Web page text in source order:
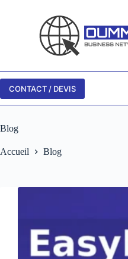
CONTACT / DEVIS
Blog
Accueil Blog